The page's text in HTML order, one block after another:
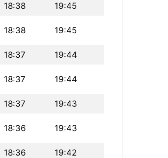
18:38 19:45
18:38 19:45
18:37 19:44
18:37 19:44
18:37 19:43
18:36 19:43
18:36 19:42